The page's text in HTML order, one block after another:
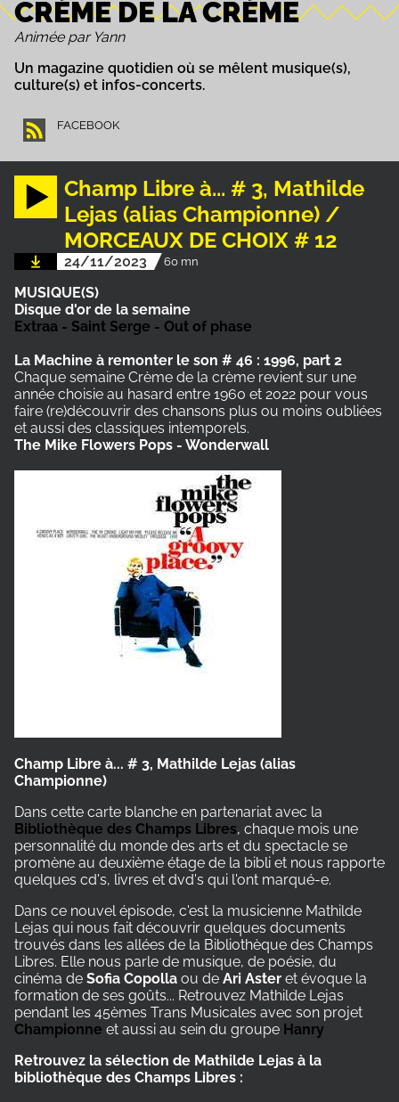
CRÈME DE LA CRÈME
Animée par Yann
Un magazine quotidien où se mêlent musique(s),
culture(s) et infos-concerts.
FACEBOOK
Champ Libre à... # 3, Mathilde
Lejas (alias Championne) /
MORCEAUX DE CHOIX # 12
24/11/2023 60 mn
MUSIQUE(S)
Disque d'or de la semaine
Extraa - Saint Serge - Out of phase
La Machine à remonter le son # 46 : 1996, part 2
Chaque semaine Crème de la crème revient sur une
année choisie au hasard entre 1960 et 2022 pour vous
faire (re)découvrir des chansons plus ou moins oubliées
et aussi des classiques intemporels.
The Mike Flowers Pops - Wonderwall
Champ Libre à... # 3, Mathilde Lejas (alias
Championne)
Dans cette carte blanche en partenariat avec la
Bibliothèque des Champs Libres, chaque mois une
personnalité du monde des arts et du spectacle se
promène au deuxième étage de la bibli et nous rapporte
quelques cd's, livres et dvd's qui l'ont marqué-e.
Dans ce nouvel épisode, c'est la musicienne Mathilde
Lejas qui nous fait découvrir quelques documents
trouvés dans les allées de la Bibliothèque des Champs
Libres. Elle nous parle de musique, de poésie, du
cinéma de Sofia Copolla ou de Ari Aster et évoque la
formation de ses goûts... Retrouvez Mathilde Lejas
pendant les 45èmes Trans Musicales avec son projet
Championne et aussi au sein du groupe Hanry
Retrouvez la sélection de Mathilde Lejas à la
bibliothèque des Champs Libres :